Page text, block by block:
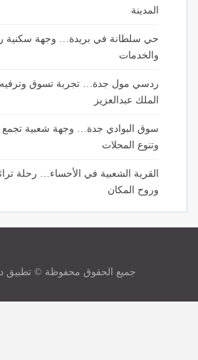
المدينة
حي سلطانة في بريدة… وجهة سكنية
والخدمات
ردسي مول جدة… تجربة تسوق
الملك عبدالعزيز
سوق البوادي جدة… وجهة شعبية تجمع
وتنوع المحلات
القرية الشعبية في الأحساء… رحلة
وروح المكان
جميع الحقوق محفوظة © تطبيق ديل